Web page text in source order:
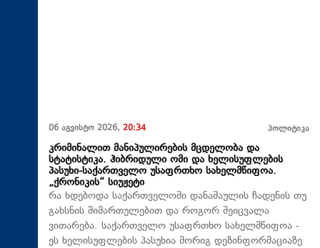
06 აგვისტო 2026, 20:34 პოლიტიკა
კრიმინალით მანიპულირების მცდელობა და
სტატისტიკა. ჰიბრიდული ომი და ხელისუფლების
პასუხი-საქართველო უსაფრთხო სახელმწიფოა.
„ქრონიკის“ სიუჟეტი
რა ხდებოდა საქართველოში დანაშაულის ჩადენის თუ
გახსნის მიმართულებით და როგორ შეიცვალა
ვითარება. საქართველო უსაფრთხო სახელმწიფოა -
ეს ხელისუფლების პასუხია მორიგ დეზინფორმაციაზე